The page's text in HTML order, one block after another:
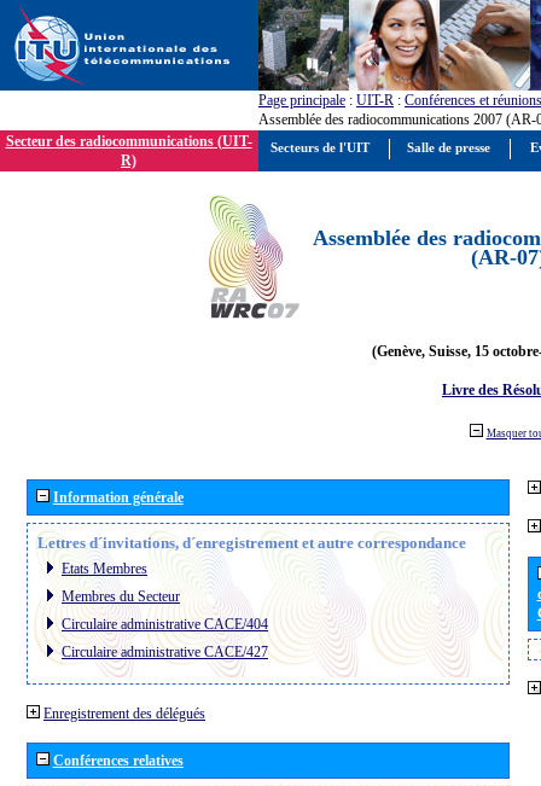
Page principale : UIT-R : Conférences et réunions
Assemblée des radiocommunications 2007 (AR-
Secteur des radiocommunications (UIT-
R)
Assemblée des
(AR-
(Genève, Suisse, 15
Livre des
Masquer
Information générale
Lettres d´invitations, d´enregistrement et autre correspondance
Etats Membres
Membres du Secteur
Circulaire administrative CACE/404
Circulaire administrative CACE/427
Enregistrement des délégués
Conférences relatives
Secteurs de l'UIT Salle de presse